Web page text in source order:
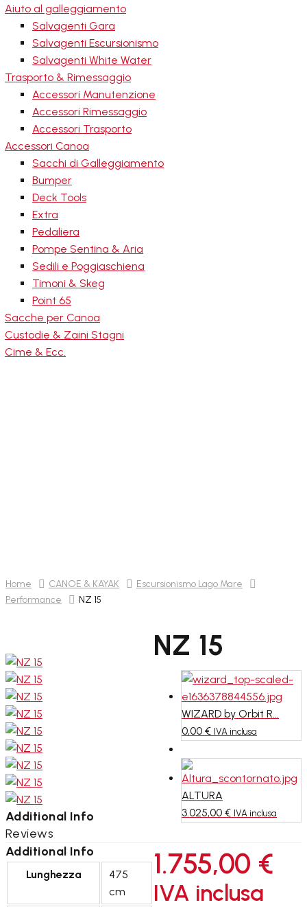
Aiuto al galleggiamento
Salvagenti Gara
Salvagenti Escursionismo
Salvagenti White Water
Trasporto & Rimessaggio
Accessori Manutenzione
Accessori Rimessaggio
Accessori Trasporto
Accessori Canoa
Sacchi di Galleggiamento
Bumper
Deck Tools
Extra
Pedaliera
Pompe Sentina & Aria
Sedili e Poggiaschiena
Timoni & Skeg
Point 65
Sacche per Canoa
Custodie & Zaini Stagni
Cime & Ecc.
Home CANOE & KAYAK
Escursionismo Lago Mare
Performance
NZ 15
NZ 15
WIZARD by Orbit R...
0,00 € IVA inclusa
ALTURA
3.025,00 € IVA inclusa
1.755,00 €
IVA inclusa
Additional Info
Reviews
Additional Info
Lunghezza
475
cm